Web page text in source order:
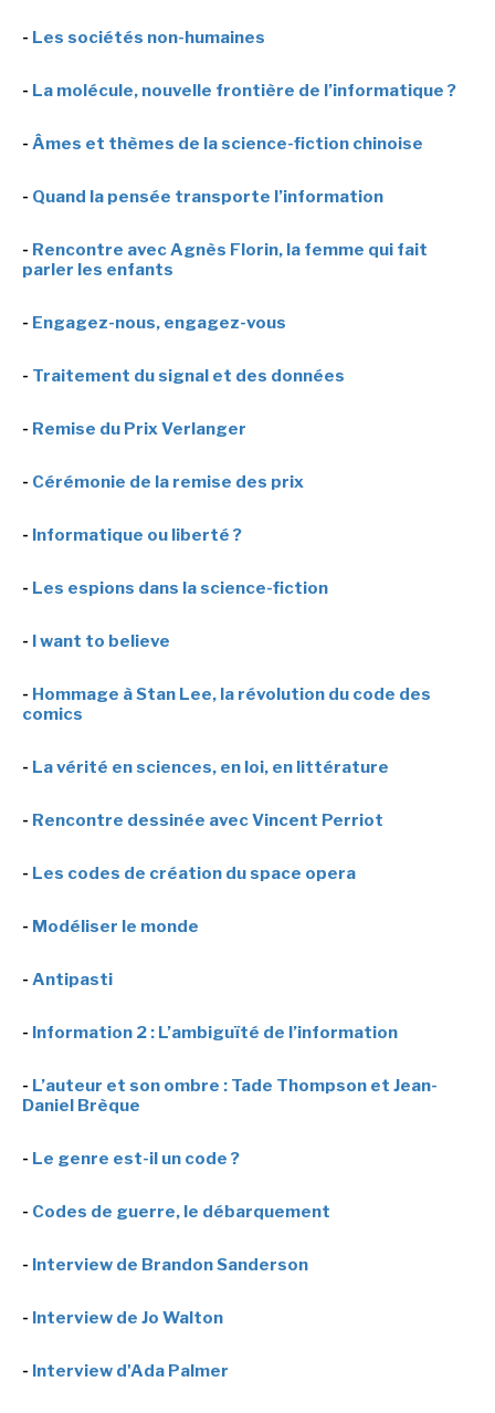
- Les sociétés non-humaines
- La molécule, nouvelle frontière de l’informatique ?
- Âmes et thèmes de la science-fiction chinoise
- Quand la pensée transporte l’information
- Rencontre avec Agnès Florin, la femme qui fait
parler les enfants
- Engagez-nous, engagez-vous
- Traitement du signal et des données
- Remise du Prix Verlanger
- Cérémonie de la remise des prix
- Informatique ou liberté ?
- Les espions dans la science-fiction
- I want to believe
- Hommage à Stan Lee, la révolution du code des
comics
- La vérité en sciences, en loi, en littérature
- Rencontre dessinée avec Vincent Perriot
- Les codes de création du space opera
- Modéliser le monde
- Antipasti
- Information 2 : L’ambiguïté de l’information
- L’auteur et son ombre : Tade Thompson et Jean-
Daniel Brèque
- Le genre est-il un code ?
- Codes de guerre, le débarquement
- Interview de Brandon Sanderson
- Interview de Jo Walton
- Interview d'Ada Palmer